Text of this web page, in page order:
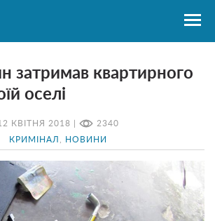
КВІТНЯ 2018 | 2340
КРИМІНАЛ НОВИНИ
затримав квартирного
оселі